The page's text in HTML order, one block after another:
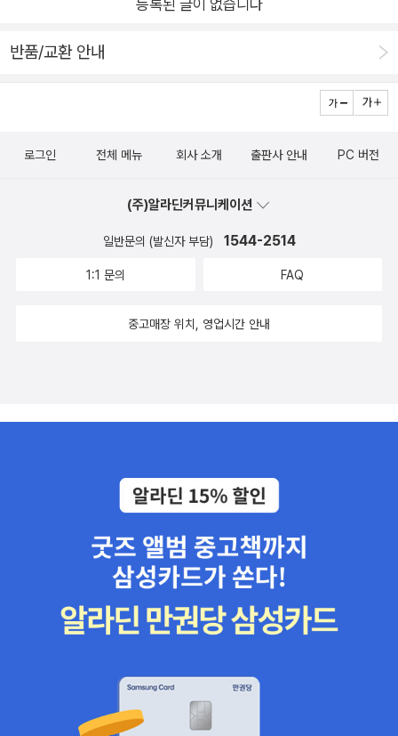
등록된 글이 없습니다
반품/교환 안내
로그인 전체 메뉴 회사 소개 출판사 안내 PC 버전
(주)알라딘커뮤니케이션
일반문의 (발신자 부담) 1544-2514
1:1 문의 FAQ
중고매장 위치, 영업시간 안내